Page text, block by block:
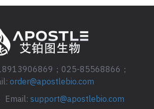
；025-85568866；
order@apostlebio.com
Email:support@apostlebio.com